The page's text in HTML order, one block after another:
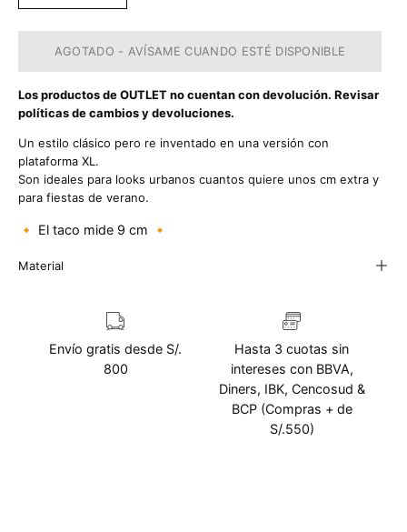
AGOTADO - AVÍSAME CUANDO ESTÉ DISPONIBLE
Los productos de OUTLET no cuentan con devolución. Revisar
políticas de cambios y devoluciones.
Un estilo clásico pero re inventado en una versión con
plataforma XL.
Son ideales para looks urbanos cuantos quiere unos cm extra y
para fiestas de verano.
🔸 El taco mide 9 cm 🔸
Material
Envío gratis desde S/.
800
Hasta 3 cuotas sin
intereses con BBVA,
Diners, IBK, Cencosud &
BCP (Compras + de
S/.550)